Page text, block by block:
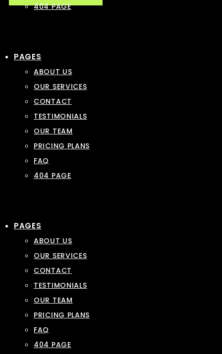
404 PAGE
PAGES
ABOUT US
OUR SERVICES
CONTACT
TESTIMONIALS
OUR TEAM
PRICING PLANS
FAQ
404 PAGE
PAGES
ABOUT US
OUR SERVICES
CONTACT
TESTIMONIALS
OUR TEAM
PRICING PLANS
FAQ
404 PAGE